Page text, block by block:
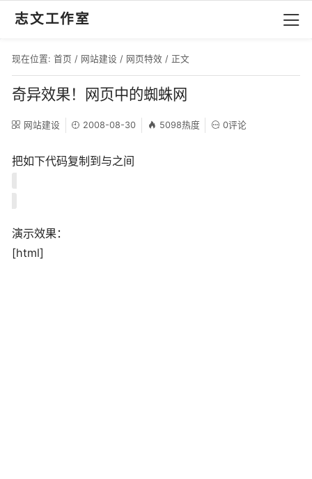
志文工作室
现在位置: 首页 / 网站建设 / 网页特效 / 正文
奇异效果！网页中的蜘蛛网
网站建设 2008-08-30 5098热度 0评论
把如下代码复制到与之间
演示效果：
[html]